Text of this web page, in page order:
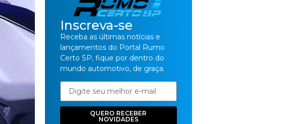
Inscreva-se
Receba as últimas notícias e
lançamentos do Portal Rumo
Certo SP, fique por dentro do
mundo automotivo, de graça.
QUERO RECEBER
NOVIDADES